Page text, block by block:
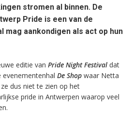
stromen al binnen. De
Pride is een van de
mag aankondigen als act op hun
editie van Pride Night Festival dat
De Shopwaar Netta
dus niet te zien op het
pride in Antwerpen waarop veel